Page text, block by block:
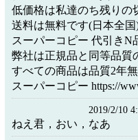
低価格は私達のち残りの
送料は無料です(日本全国
スーパーコピー 代引きN
弊社は正規品と同等品質
すべての商品は品質2年無
スーパーコピー https://
2019/2/10
ねえ君，おい，なあ